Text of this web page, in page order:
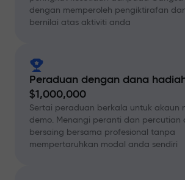
dengan memperoleh pengiktirafan
bernilai atas aktiviti anda
Peraduan dengan dana
$1,000,000
Sertai peraduan berkala untuk akaun
demo. Menangi peranti dan percutian
bersaing bersama profesional tanpa
mempertaruhkan modal anda sendiri